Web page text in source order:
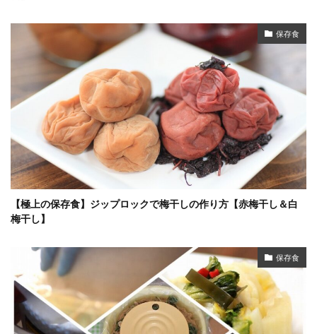
保存食
【極上の保存食】ジップロックで梅干しの作り方【赤梅干し＆白
梅干し】
保存食